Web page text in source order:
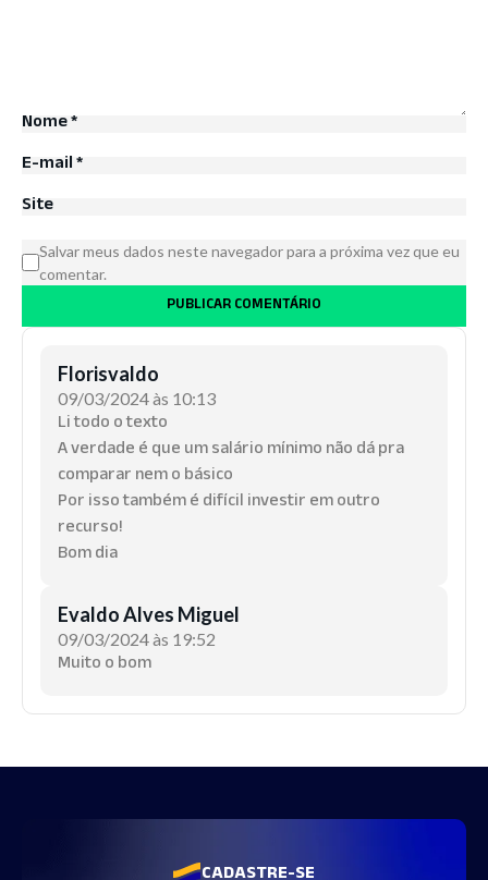
Nome*
E-mail*
Site
Salvar meus dados neste navegador para a próxima vez que eu
comentar.
Florisvaldo
09/03/2024 às 10:13
Li todo o texto
A verdade é que um salário mínimo não dá pra
comparar nem o básico
Por isso também é difícil investir em outro
recurso!
Bom dia
Evaldo Alves Miguel
09/03/2024 às 19:52
Muito o bom